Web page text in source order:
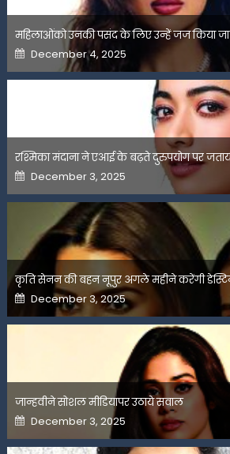
महिलाओंको उनकी पसंद के लिए उन्हें जज किया
Posted
on
December 4, 2025
रश्मिका मंदाना ने एआई के बढ़ते दुरुपयोग पर
Posted
on
December 3, 2025
कृति सेनन की बहन नूपुर अगले महीने करेंगी
Posted
on
December 3, 2025
जान्हवीने सोशल मीडियापर उठाये सवाल
Posted
on
December 3, 2025